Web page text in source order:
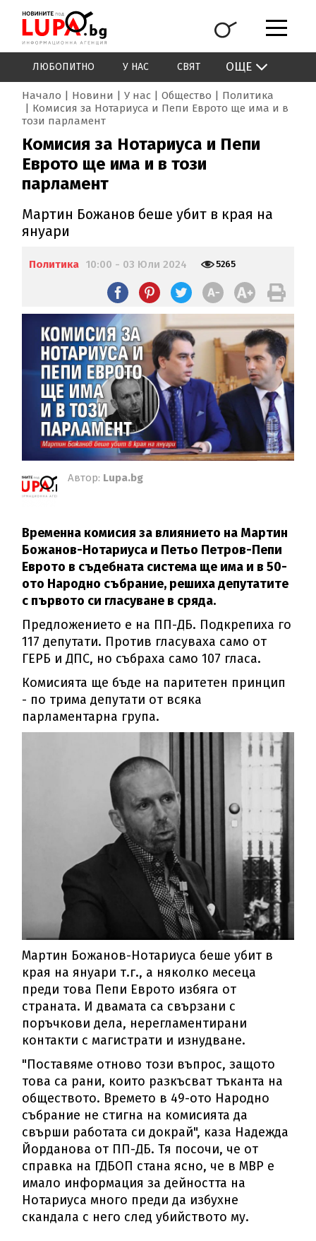
ЛЮБОПИТНО У НАС СВЯТ ОЩЕ
Начало Новини У нас Общество
Политика
Комисия за Нотариуса и Пепи Еврото ще има и в
този парламент
Комисия за Нотариуса и Пепи
Еврото ще има и в този
парламент
Мартин Божанов беше убит в края на
януари
Политика 10:00 - 03 Юли 2024 5265
Автор: Lupa.bg
Временна комисия за влиянието на Мартин
Божанов-Нотариуса и Петьо Петров-Пепи
Еврото в съдебната система ще има и в 50-
ото Народно събрание, решиха депутатите
с първото си гласуване в сряда.
Предложението е на ПП-ДБ. Подкрепиха го
117 депутати. Против гласуваха само от
ГЕРБ и ДПС, но събраха само 107 гласа.
Комисията ще бъде на паритетен принцип
- по трима депутати от всяка
парламентарна група.
Мартин Божанов-Нотариуса беше убит в
края на януари т.г., а няколко месеца
преди това Пепи Еврото избяга от
страната. И двамата са свързани с
поръчкови дела, нерегламентирани
контакти с магистрати и изнудване.
"Поставяме отново този въпрос, защото
това са рани, които разкъсват тъканта на
обществото. Времето в 49-ото Народно
събрание не стигна на комисията да
свърши работата си докрай", каза Надежда
Йорданова от ПП-ДБ. Тя посочи, че от
справка на ГДБОП стана ясно, че в МВР е
имало информация за дейността на
Нотариуса много преди да избухне
скандала с него след убийството му.